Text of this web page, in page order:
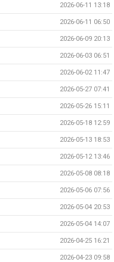
2026-06-11 13:18
2026-06-11 06:50
2026-06-09 20:13
2026-06-03 06:51
2026-06-02 11:47
2026-05-27 07:41
2026-05-26 15:11
2026-05-18 12:59
2026-05-13 18:53
2026-05-12 13:46
2026-05-08 08:18
2026-05-06 07:56
2026-05-04 20:53
2026-05-04 14:07
2026-04-25 16:21
2026-04-23 09:58